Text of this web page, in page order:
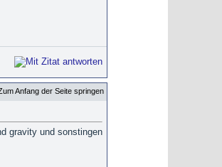
gravity und sonstingen